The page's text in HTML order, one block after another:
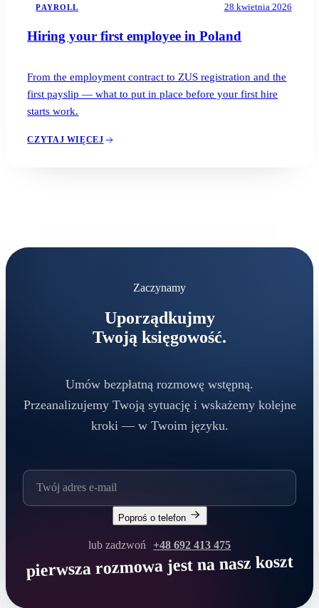
PAYROLL 28 kwietnia 2026
Hiring your first employee in Poland
From the employment contract to ZUS registration and the
first payslip — what to put in place before your first hire
starts work.
CZYTAJ WIĘCEJ
Zaczynamy
Uporządkujmy
Twoją księgowość.
Umów bezpłatną rozmowę wstępną.
Przeanalizujemy Twoją sytuację i wskażemy kolejne
kroki — w Twoim języku.
Poproś o telefon
lub zadzwoń +48 692 413 475
pierwsza rozmowa jest na nasz koszt